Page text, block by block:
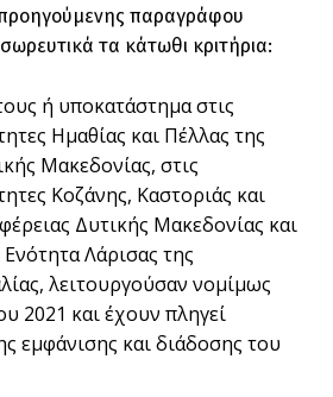
προηγούμενης παραγράφου
τα κάτωθι κριτήρια:
ή υποκατάστημα στις
Ημαθίας και Πέλλας της
Μακεδονίας, στις
Κοζάνης, Καστοριάς και
Δυτικής Μακεδονίας και
Λάρισας της
λειτουργούσαν νομίμως
2021 και έχουν πληγεί
εμφάνισης και διάδοσης του